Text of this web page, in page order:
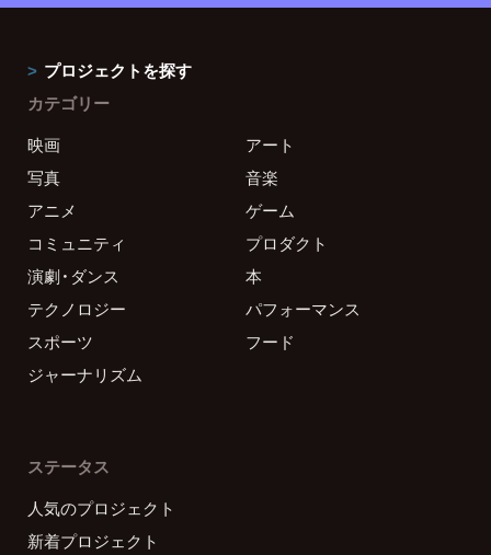
プロジェクトを探す
カテゴリー
映画
アート
写真
音楽
アニメ
ゲーム
コミュニティ
プロダクト
演劇・ダンス
本
テクノロジー
パフォーマンス
スポーツ
フード
ジャーナリズム
ステータス
人気のプロジェクト
新着プロジェクト